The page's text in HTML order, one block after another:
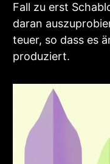
Fall zu erst
daran
teuer, so dass es
produziert.